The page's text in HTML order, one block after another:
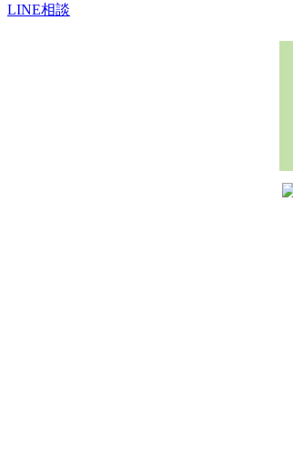
LINE相談